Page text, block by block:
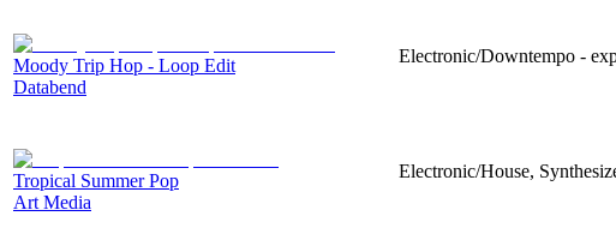
Moody Trip Hop - Loop Edit
Databend
Electronic/Downtempo -
Tropical Summer Pop
Art Media
Electronic/House,